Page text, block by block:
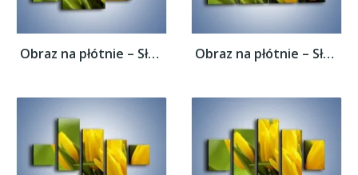
Obraz na płótnie – Słońce schowane w... Obraz na płótnie – Słońce schowane w...